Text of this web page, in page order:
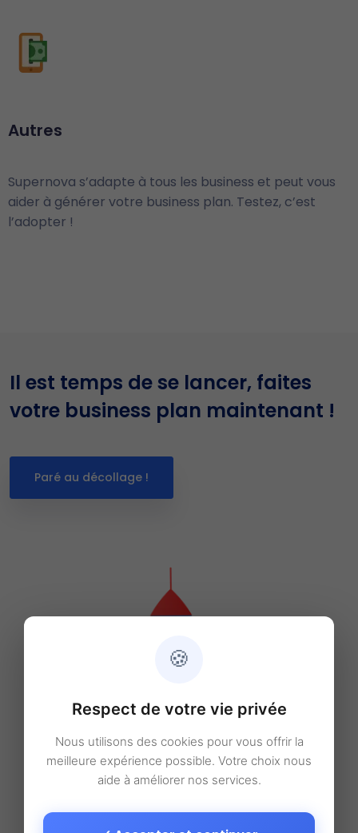
Autres
Supernova s’adapte à tous les business et peut vous
aider à générer votre business plan. Testez, c’est
l’adopter !
Il est temps de se lancer, faites
votre business plan maintenant !
Paré au décollage !
🍪
Respect de votre vie privée
Nous utilisons des cookies pour vous offrir la
meilleure expérience possible. Votre choix nous
aide à améliorer nos services.